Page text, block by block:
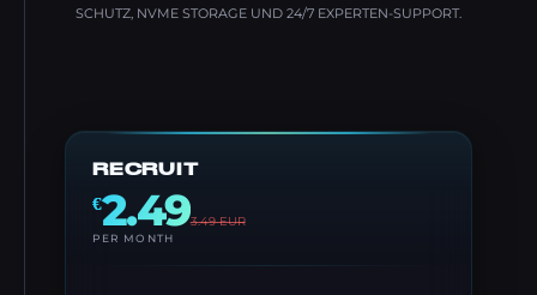
SCHUTZ, NVME STORAGE UND 24/7 EXPERTEN-SUPPORT.
RECRUIT
€2.493.49EUR
PER MONTH